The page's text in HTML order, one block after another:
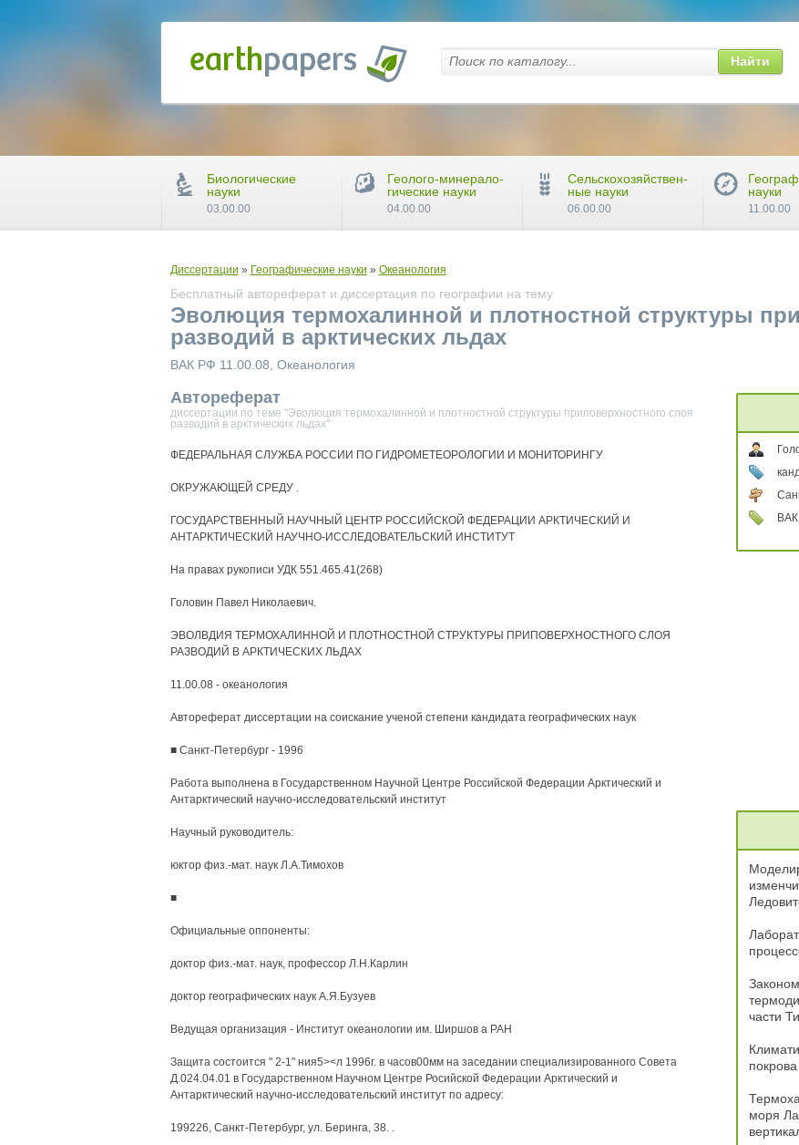
Диссертации » Географические науки » Океанология
Бесплатный автореферат и диссертация по географии на тему
Эволюция термохалинной и плотностной структуры
разводий в арктических льдах
ВАК РФ 11.00.08, Океанология
Автореферат
диссертации по теме "Эволюция термохалинной и плотностной структуры приповерхностного слоя
разводий в арктических льдах"
ФЕДЕРАЛЬНАЯ СЛУЖБА РОССИИ ПО ГИДРОМЕТЕОРОЛОГИИ И МОНИТОРИНГУ
ОКРУЖАЮЩЕЙ СРЕДУ .
ГОСУДАРСТВЕННЫЙ НАУЧНЫЙ ЦЕНТР РОССИЙСКОЙ ФЕДЕРАЦИИ АРКТИЧЕСКИЙ И
АНТАРКТИЧЕСКИЙ НАУЧНО-ИССЛЕДОВАТЕЛЬСКИЙ ИНСТИТУТ
На правах рукописи УДК 551.465.41(268)
Головин Павел Николаевич.
ЭВОЛВДИЯ ТЕРМОХАЛИННОЙ И ПЛОТНОСТНОЙ СТРУКТУРЫ ПРИПОВЕРХНОСТНОГО СЛОЯ
РАЗВОДИЙ В АРКТИЧЕСКИХ ЛЬДАХ
11.00.08 - океанология
Автореферат диссертации на соискание ученой степени кандидата географических наук
■ Санкт-Петербург - 1996
Работа выполнена в Государственном Научной Центре Российской Федерации Арктический и
Антарктический научно-исследовательский институт
Научный руководитель:
юктор физ.-мат. наук Л.А.Тимохов
■
Официальные оппоненты:
доктор физ.-мат. наук, профессор Л.Н.Карлин
доктор географических наук А.Я.Бузуев
Ведущая организация - Институт океанологии им. Ширшов а РАН
Защита состоится " 2-1" ния5><л 1996г. в часов00мм на заседании специализированного Совета
Д.024.04.01 в Государственном Научном Центре Росийской Федерации Арктический и
Антарктический научно-исследовательский институт по адресу:
199226, Санкт-Петербург, ул. Беринга, 38. .
части
покрова
моря
Найти
Биологические
науки
03.00.00
Геолого-минерало-
гические науки
04.00.00
Сельскохозяйствен-
ные науки
06.00.00
науки
11.00.00